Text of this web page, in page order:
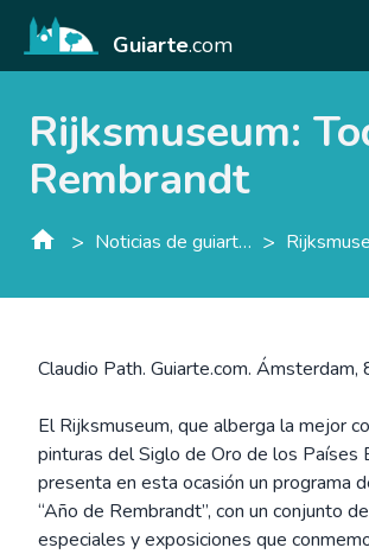
Guiarte.com
Rijksmuseum:
Rembrandt
> Noticias de guiarte.con >
Claudio Path. Guiarte.com.
El Rijksmuseum, que alberga la mejor
pinturas del Siglo de Oro de los Países
presenta en esta ocasión un programa
“Año de Rembrandt”, con un conjunto
especiales y exposiciones que